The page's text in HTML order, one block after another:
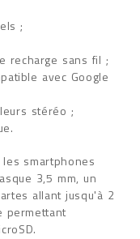
;
recharge sans fil ;
avec Google
stéréo ;
smartphones
3,5 mm, un
allant jusqu'à 2
permettant